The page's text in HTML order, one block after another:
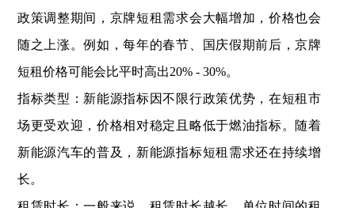
政策调整期间，京牌短租需求会大幅增加，价格也会
随之上涨。例如，每年的春节、国庆假期前后，京牌
短租价格可能会比平时高出20% - 30%。
指标类型：新能源指标因不限行政策优势，在短租市
场更受欢迎，价格相对稳定且略低于燃油指标。随着
新能源汽车的普及，新能源指标短租需求还在持续增
长。